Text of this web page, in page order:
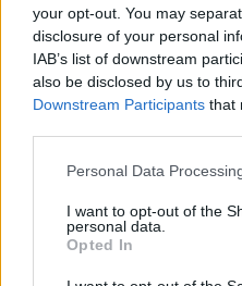
your opt-out. You may
disclosure of your personal
IAB’s list of downstream
also be disclosed by us to
Downstream Participants that
Please note that this
not limited to your visit or
grant or deny consent to
use your data for below
consent section.
Personal Data
I want to opt-out of the
personal data.
Opted In
Εκατοντάδες
την κατάργηση των
φορέων των δήμων, ενώ
κατάργηση θέσεων
Κατάργηση των
βουλευτών